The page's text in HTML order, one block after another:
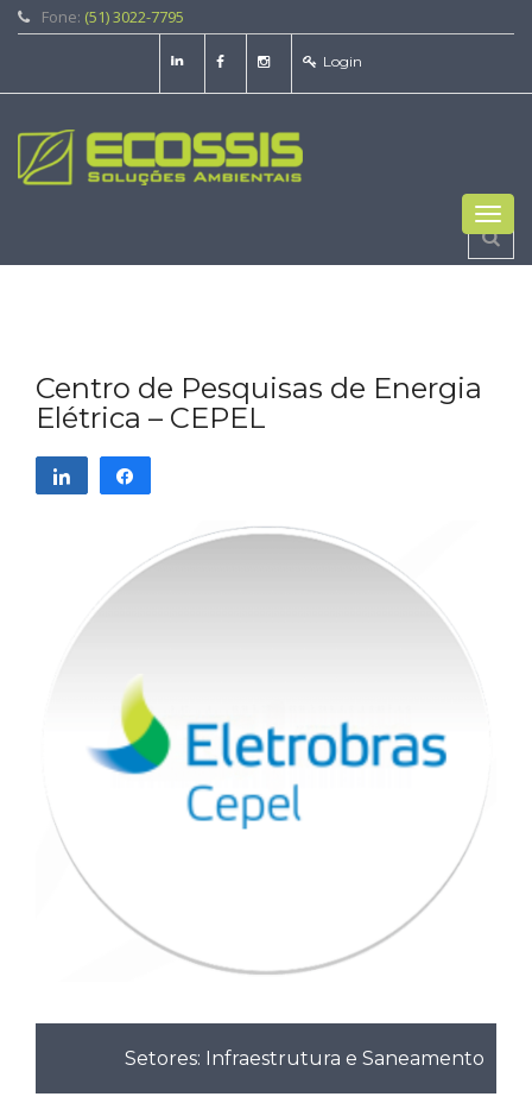
Fone: (51) 3022-7795
Login
Centro de Pesquisas de Energia
Elétrica – CEPEL
Compartilhar
Setores: Infraestrutura e Saneamento